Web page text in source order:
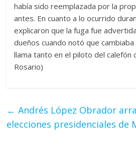
había sido reemplazada por la
antes. En cuanto a lo ocurrido
explicaron que la fuga fue
dueños cuando notó que
llama tanto en el piloto del calefón
Rosario)
← Andrés López Obrador
elecciones presidenciales de